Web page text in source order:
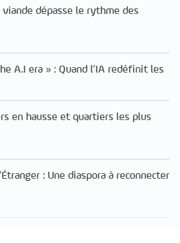
dépasse le rythme des
A.I era » : Quand l’IA redéfinit les
en hausse et quartiers les plus
: Une diaspora à reconnecter